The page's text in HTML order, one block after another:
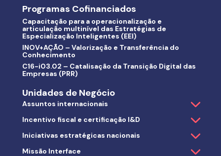
Programas Cofinanciados
Capacitação para a operacionalização e
articulação multinível das Estratégias de
Especialização Inteligentes (EEI)
INOV+AÇÃO – Valorização e Transferência do
Conhecimento
C16-i03.02 – Catalisação da Transição Digital das
Empresas (PRR)
Unidades de Negócio
Assuntos internacionais
Incentivo fiscal e certificação I&D
Iniciativas estratégicas nacionais
Missão Interface